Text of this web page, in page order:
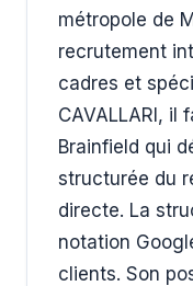
métropole de
recrutement
cadres et
CAVALLARI, il
Brainfield qui
structurée du
directe. La
notation
clients. Son